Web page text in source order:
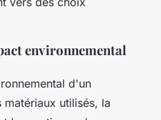
environnemental
d'un
utilisés, la